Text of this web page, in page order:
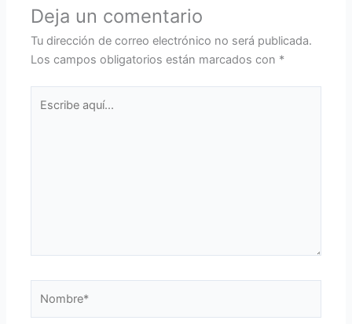
Deja un comentario
Tu dirección de correo electrónico no será publicada.
Los campos obligatorios están marcados con *
aquí...